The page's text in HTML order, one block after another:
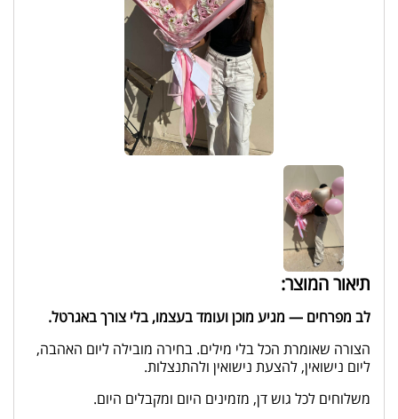
תיאור המוצר:
לב מפרחים — מגיע מוכן ועומד בעצמו, בלי צורך באגרטל.
הצורה שאומרת הכל בלי מילים. בחירה מובילה ליום האהבה,
ליום נישואין, להצעת נישואין ולהתנצלות.
משלוחים לכל גוש דן, מזמינים היום ומקבלים היום.